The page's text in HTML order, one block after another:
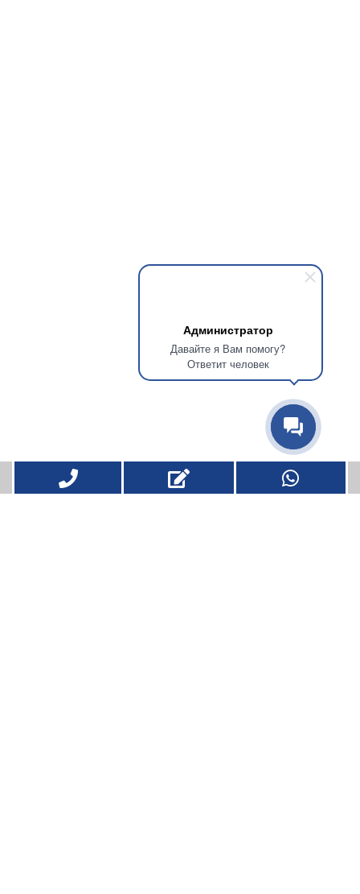
Администратор
Давайте я Вам помогу?
Ответит человек